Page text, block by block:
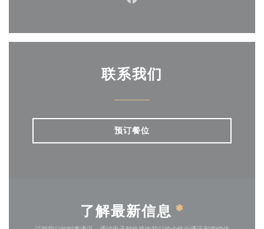
Facebook ((在新窗口中打开
联系我们
预订餐位
了解最新信息 *